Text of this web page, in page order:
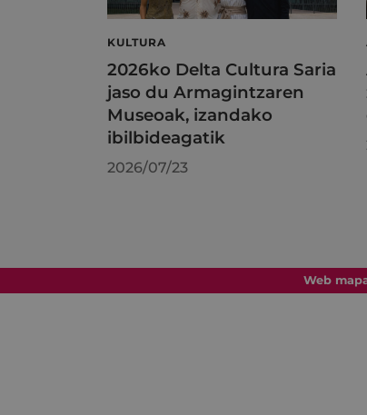
KULTURA
2026ko Delta Cultura Saria
jaso du Armagintzaren
Museoak, izandako
ibilbideagatik
2026/07/23
Web